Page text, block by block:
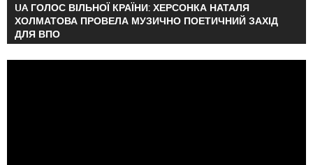
UA ГОЛОС ВІЛЬНОЇ КРАЇНИ: ХЕРСОНКА НАТАЛЯ
ХОЛМАТОВА ПРОВЕЛА МУЗИЧНО ПОЕТИЧНИЙ ЗАХІД
ДЛЯ ВПО